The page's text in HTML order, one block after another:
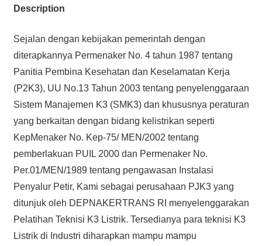
Description
Sejalan dengan kebijakan pemerintah dengan
diterapkannya Permenaker No. 4 tahun 1987 tentang
Panitia Pembina Kesehatan dan Keselamatan Kerja
(P2K3), UU No.13 Tahun 2003 tentang penyelenggaraan
Sistem Manajemen K3 (SMK3) dan khususnya peraturan
yang berkaitan dengan bidang kelistrikan seperti
KepMenaker No. Kep-75/ MEN/2002 tentang
pemberlakuan PUIL 2000 dan Permenaker No.
Per.01/MEN/1989 tentang pengawasan Instalasi
Penyalur Petir, Kami sebagai perusahaan PJK3 yang
ditunjuk oleh DEPNAKERTRANS RI menyelenggarakan
Pelatihan Teknisi K3 Listrik. Tersedianya para teknisi K3
Listrik di Industri diharapkan mampu mampu